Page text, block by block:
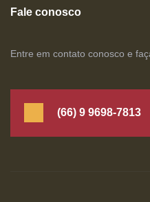
Fale conosco
Entre em contato conosco e
(66) 9 9698-7813